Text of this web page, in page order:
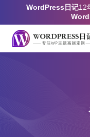
WordPress日记12